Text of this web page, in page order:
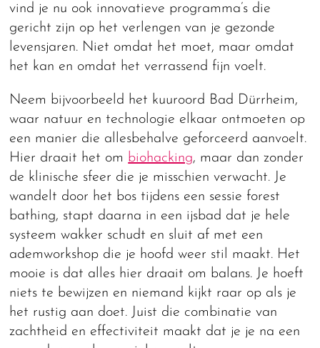
vind je nu ook innovatieve programma’s die
gericht zijn op het verlengen van je gezonde
levensjaren. Niet omdat het moet, maar omdat
het kan en omdat het verrassend fijn voelt.
Neem bijvoorbeeld het kuuroord Bad Dürrheim,
waar natuur en technologie elkaar ontmoeten op
een manier die allesbehalve geforceerd aanvoelt.
Hier draait het om biohacking, maar dan zonder
de klinische sfeer die je misschien verwacht. Je
wandelt door het bos tijdens een sessie forest
bathing, stapt daarna in een ijsbad dat je hele
systeem wakker schudt en sluit af met een
ademworkshop die je hoofd weer stil maakt. Het
mooie is dat alles hier draait om balans. Je hoeft
niets te bewijzen en niemand kijkt raar op als je
het rustig aan doet. Juist die combinatie van
zachtheid en effectiviteit maakt dat je je na een